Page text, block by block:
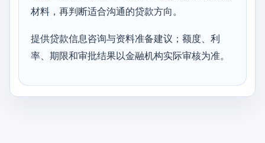
材料，再判断适合沟通的贷款方向。
提供贷款信息咨询与资料准备建议；额度、利
率、期限和审批结果以金融机构实际审核为准。